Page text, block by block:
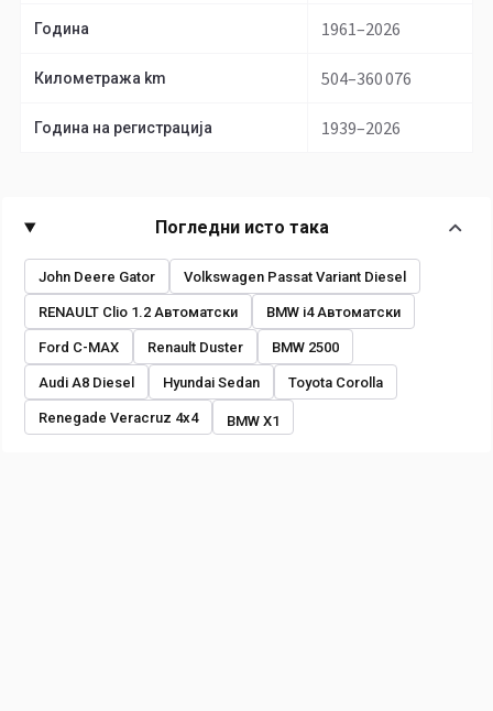
Година 1961–2026
Километража km 504–360 076
Година на регистрација 1939–2026
Погледни исто така
John Deere Gator Volkswagen Passat Variant Diesel
RENAULT Clio 1.2 Автоматски BMW i4 Автоматски
Ford C-MAX Renault Duster BMW 2500
Audi A8 Diesel Hyundai Sedan Toyota Corolla
Renegade Veracruz 4x4 BMW X1